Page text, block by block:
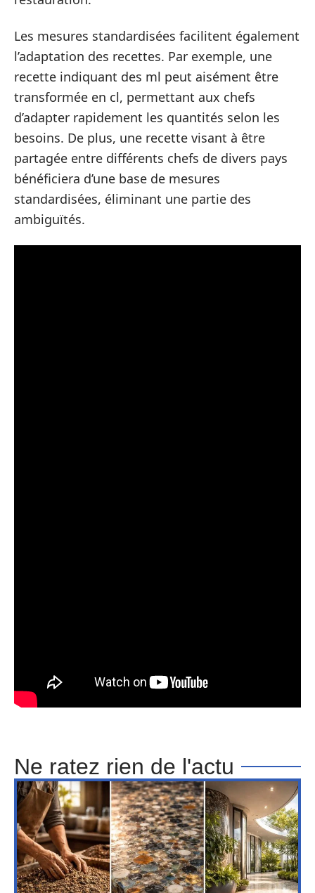
Les mesures standardisées facilitent également
l’adaptation des recettes. Par exemple, une
recette indiquant des ml peut aisément être
transformée en cl, permettant aux chefs
d’adapter rapidement les quantités selon les
besoins. De plus, une recette visant à être
partagée entre différents chefs de divers pays
bénéficiera d’une base de mesures
standardisées, éliminant une partie des
ambiguïtés.
Ne ratez rien de l'actu